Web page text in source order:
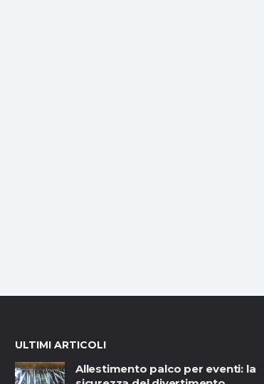
ULTIMI ARTICOLI
Allestimento palco per eventi: la